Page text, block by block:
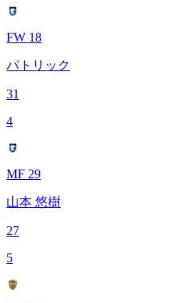
FW 18
パトリック
31
4
MF 29
山本 悠樹
27
5